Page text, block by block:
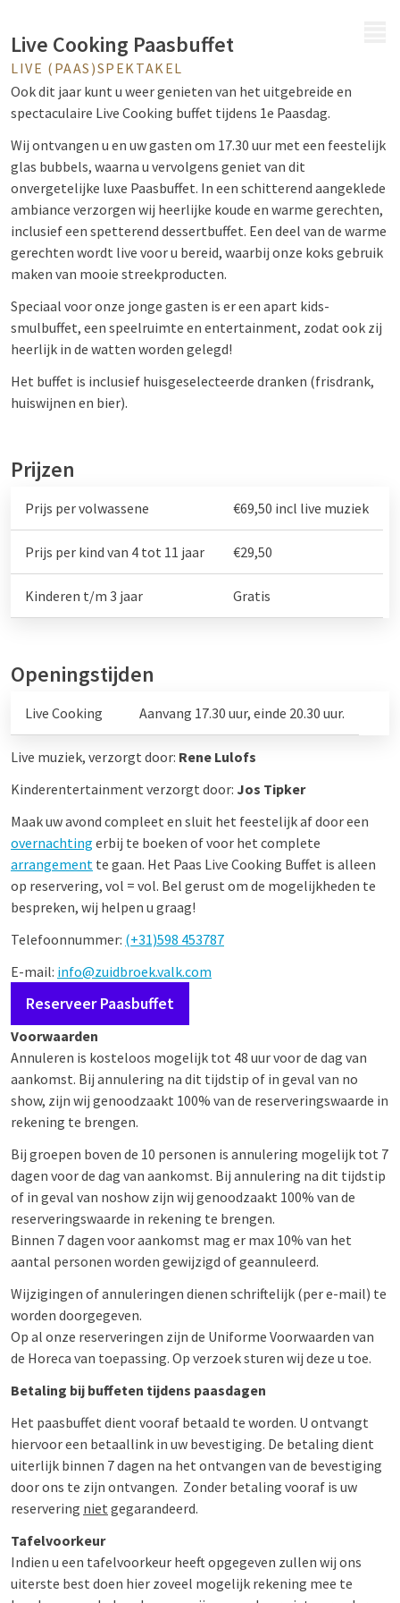
Live Cooking Paasbuffet
LIVE (PAAS)SPEKTAKEL
Ook dit jaar kunt u weer genieten van het uitgebreide en
spectaculaire Live Cooking buffet tijdens 1e Paasdag.
Wij ontvangen u en uw gasten om 17.30 uur met een feestelijk
glas bubbels, waarna u vervolgens geniet van dit
onvergetelijke luxe Paasbuffet. In een schitterend aangeklede
ambiance verzorgen wij heerlijke koude en warme gerechten,
inclusief een spetterend dessertbuffet. Een deel van de warme
gerechten wordt live voor u bereid, waarbij onze koks gebruik
maken van mooie streekproducten.
Speciaal voor onze jonge gasten is er een apart kids-
smulbuffet, een speelruimte en entertainment, zodat ook zij
heerlijk in de watten worden gelegd!
Het buffet is inclusief huisgeselecteerde dranken (frisdrank,
huiswijnen en bier).
Prijzen
Prijs per volwassene €69,50 incl live muziek
Prijs per kind van 4 tot 11 jaar €29,50
Kinderen t/m 3 jaar Gratis
Openingstijden
Live Cooking Aanvang 17.30 uur, einde 20.30 uur.
Live muziek, verzorgt door: Rene Lulofs
Kinderentertainment verzorgt door: Jos Tipker
Maak uw avond compleet en sluit het feestelijk af door een
overnachting erbij te boeken of voor het complete
arrangement te gaan. Het Paas Live Cooking Buffet is alleen
op reservering, vol = vol. Bel gerust om de mogelijkheden te
bespreken, wij helpen u graag!
Telefoonnummer: (+31)598 453787
E-mail: info@zuidbroek.valk.com
Reserveer Paasbuffet
Voorwaarden
Annuleren is kosteloos mogelijk tot 48 uur voor de dag van
aankomst. Bij annulering na dit tijdstip of in geval van no
show, zijn wij genoodzaakt 100% van de reserveringswaarde in
rekening te brengen.
Bij groepen boven de 10 personen is annulering mogelijk tot 7
dagen voor de dag van aankomst. Bij annulering na dit tijdstip
of in geval van noshow zijn wij genoodzaakt 100% van de
reserveringswaarde in rekening te brengen.
Binnen 7 dagen voor aankomst mag er max 10% van het
aantal personen worden gewijzigd of geannuleerd.
Wijzigingen of annuleringen dienen schriftelijk (per e-mail) te
worden doorgegeven.
Op al onze reserveringen zijn de Uniforme Voorwaarden van
de Horeca van toepassing. Op verzoek sturen wij deze u toe.
Betaling bij buffeten tijdens paasdagen
Het paasbuffet dient vooraf betaald te worden. U ontvangt
hiervoor een betaallink in uw bevestiging. De betaling dient
uiterlijk binnen 7 dagen na het ontvangen van de bevestiging
door ons te zijn ontvangen. Zonder betaling vooraf is uw
reservering niet gegarandeerd.
Tafelvoorkeur
Indien u een tafelvoorkeur heeft opgegeven zullen wij ons
uiterste best doen hier zoveel mogelijk rekening mee te